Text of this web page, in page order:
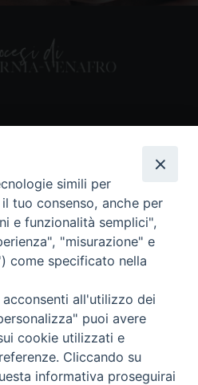
social
di Isernia-Venafro (C.F.
solo con permesso.
simili per
tuo consenso, anche per
e funzionalità semplici",
"misurazione" e
come specificato nella
all'utilizzo dei
puoi avere
cookie utilizzati e
Cliccando su
informativa proseguirai